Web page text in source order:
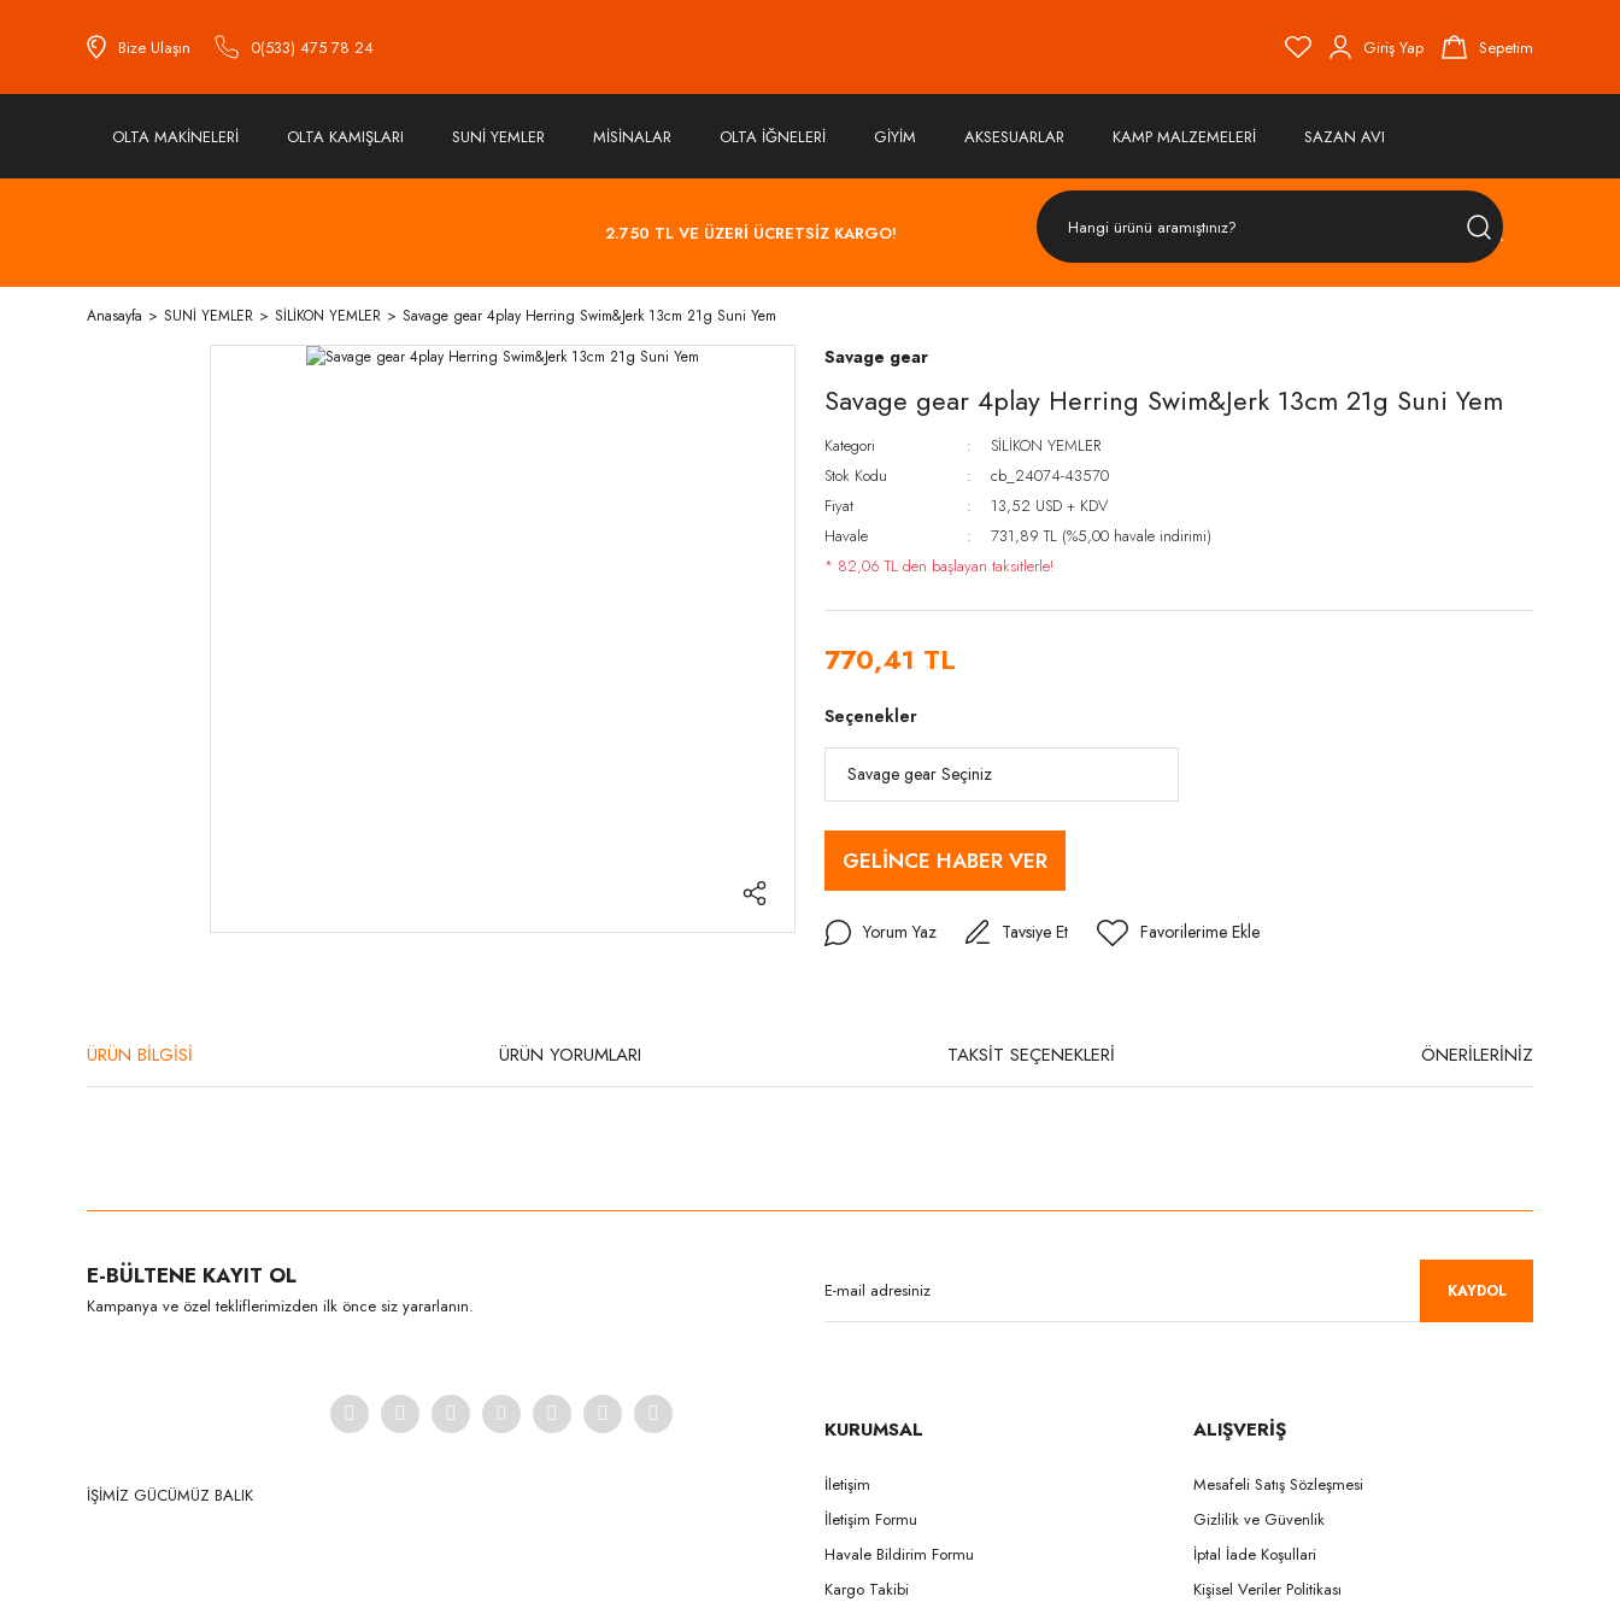
Bize Ulaşın 0(533) 475 78 24 Giriş Yap Sepetim
OLTA MAKİNELERİ OLTA KAMIŞLARI SUNİ YEMLER MİSİNALAR OLTA İĞNELERİ GİYİM AKSESUARLAR KAMP MALZEMELERİ SAZAN AVI
2.750 TL VE ÜZERİ ÜCRETSİZ KARGO!
ÜRÜN
Anasayfa SUNİ YEMLER SİLİKON YEMLER Savage gear 4play Herring Swim&Jerk 13cm 21g Suni Yem
Savage gear
Savage gear 4play Herring Swim&Jerk 13cm 21g Suni Yem
Kategori
SİLİKON YEMLER
Stok Kodu
cb_24074-43570
Fiyat
13,52 USD + KDV
Havale
731,89 TL (%5,00 havale indirimi)
* 82,06 TL den başlayan taksitlerle!
770,41 TL
Seçenekler
GELİNCE HABER VER
Yorum Yaz Tavsiye Et
ÜRÜN BİLGİSİ ÜRÜN YORUMLARI TAKSİT SEÇENEKLERİ ÖNERİLERİNİZ
Ürün açıklamasında eksik bilgiler bulunuyor.
Ürün bilgilerinde hatalar bulunuyor.
E-BÜLTENE KAYIT OL
Kampanya ve özel tekliflerimizden ilk önce siz yararlanın.
KAYDOL
İŞİMİZ GÜCÜMÜZ BALIK
KURUMSAL
İletişim
İletişim Formu
Havale Bildirim Formu
Kargo Takibi
ALIŞVERİŞ
Mesafeli Satış Sözleşmesi
Gizlilik ve Güvenlik
İptal İade Koşullari
Kişisel Veriler Politikası